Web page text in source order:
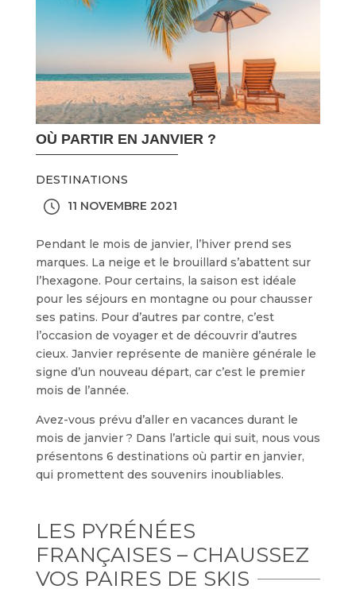
OÙ PARTIR EN JANVIER ?
DESTINATIONS
11 NOVEMBRE 2021
Pendant le mois de janvier, l’hiver prend ses
marques. La neige et le brouillard s’abattent sur
l’hexagone. Pour certains, la saison est idéale
pour les séjours en montagne ou pour chausser
ses patins. Pour d’autres par contre, c’est
l’occasion de voyager et de découvrir d’autres
cieux. Janvier représente de manière générale le
signe d’un nouveau départ, car c’est le premier
mois de l’année.
Avez-vous prévu d’aller en vacances durant le
mois de janvier ? Dans l’article qui suit, nous vous
présentons 6 destinations où partir en janvier,
qui promettent des souvenirs inoubliables.
LES PYRÉNÉES
FRANÇAISES – CHAUSSEZ
VOS PAIRES DE SKIS